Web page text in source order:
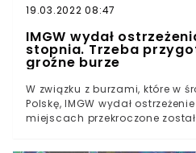
19.03.2022 08:47
IMGW wydał
stopnia. Trzeba
groźne burze
W związku z burzami, które w
Polskę, IMGW wydał
miejscach przekroczone